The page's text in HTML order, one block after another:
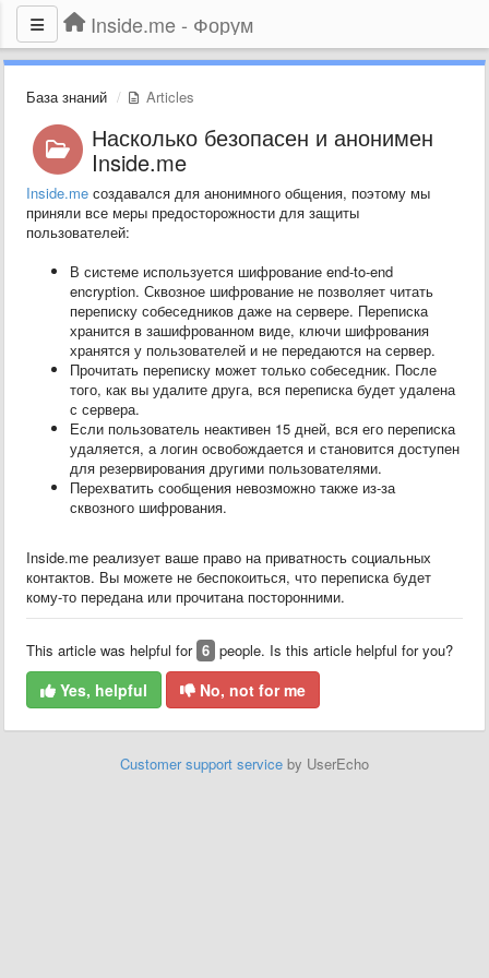
Inside.me - Форум
База знаний Articles
Насколько безопасен и анонимен
Inside.me
Inside.me создавался для анонимного общения, поэтому мы
приняли все меры предосторожности для защиты
пользователей:
В системе используется шифрование end-to-end
encryption. Сквозное шифрование не позволяет читать
переписку собеседников даже на сервере. Переписка
хранится в зашифрованном виде, ключи шифрования
хранятся у пользователей и не передаются на сервер.
Прочитать переписку может только собеседник. После
того, как вы удалите друга, вся переписка будет удалена
с сервера.
Если пользователь неактивен 15 дней, вся его переписка
удаляется, а логин освобождается и становится доступен
для резервирования другими пользователями.
Перехватить сообщения невозможно также из-за
сквозного шифрования.
Inside.me реализует ваше право на приватность социальных
контактов. Вы можете не беспокоиться, что переписка будет
кому-то передана или прочитана посторонними.
This article was helpful for 6 people. Is this article helpful for you?
Yes, helpful No, not for me
Customer support service by UserEcho